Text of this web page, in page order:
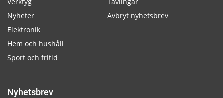
Nyheter
Elektronik
Hem och hushåll
Sport och fritid
Avbryt nyhetsbrev
Nyhetsbrev